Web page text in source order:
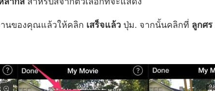
นของคุณแล้วให้คลิก เสร็จแล้ว ปุ่ม. จากนั้นคลิกที่ ลูกศร